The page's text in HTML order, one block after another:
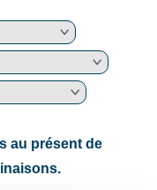
au présent de